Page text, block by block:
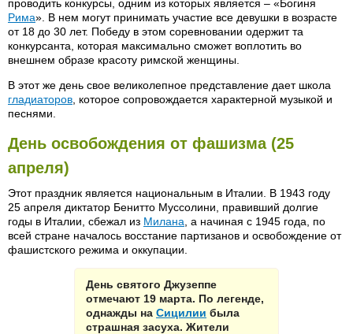
проводить конкурсы, одним из которых является – «Богиня
Рима». В нем могут принимать участие все девушки в возрасте
от 18 до 30 лет. Победу в этом соревновании одержит та
конкурсанта, которая максимально сможет воплотить во
внешнем образе красоту римской женщины.
В этот же день свое великолепное представление дает школа
гладиаторов , которое сопровождается характерной музыкой и
песнями.
День освобождения от фашизма (25
апреля)
Этот праздник является национальным в Италии. В 1943 году
25 апреля диктатор Бенитто Муссолини, правивший долгие
годы в Италии, сбежал из Милана , а начиная с 1945 года, по
всей стране началось восстание партизанов и освобождение от
фашистского режима и оккупации.
День святого Джузеппе
отмечают 19 марта. По легенде,
однажды на Сицилии была
страшная засуха. Жители